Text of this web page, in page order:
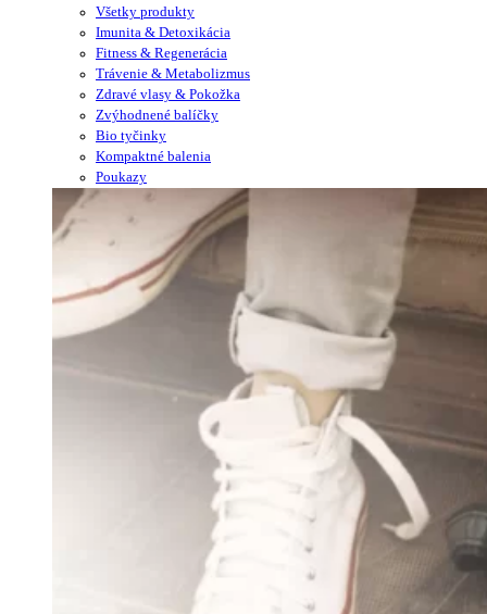
Všetky produkty
Imunita & Detoxikácia
Fitness & Regenerácia
Trávenie & Metabolizmus
Zdravé vlasy & Pokožka
Zvýhodnené balíčky
Bio tyčinky
Kompaktné balenia
Poukazy